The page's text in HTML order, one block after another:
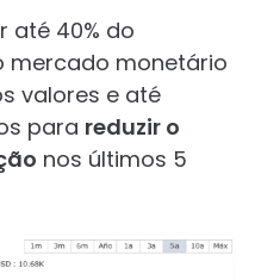
até 40% do
mercado monetário
valores e até
para reduzir o
nos últimos 5